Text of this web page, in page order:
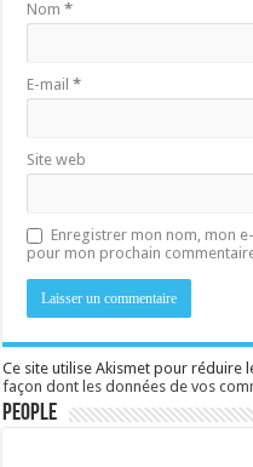
Nom*
E-mail*
Site web
Enregistrer mon nom, mon
pour mon prochain
Ce site utilise Akismet pour réduire
façon dont les données de vos
People
Lalibre.be - CULTURE